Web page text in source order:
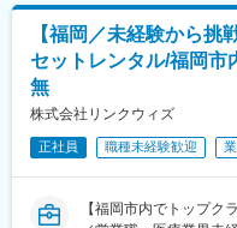
・地域医療を支える検
全国各地にラボを設置
います。
・電話対応は取次程度で
■組織構成：
組織への増員募集になり
■働き方：
勤いただきます。日曜
定手当を含めた表記で
【福岡／未経験から
セットレンタル/福岡
無
株式会社リンクウィズ
正社員 職種未経験歓迎
【福岡市内でトップク